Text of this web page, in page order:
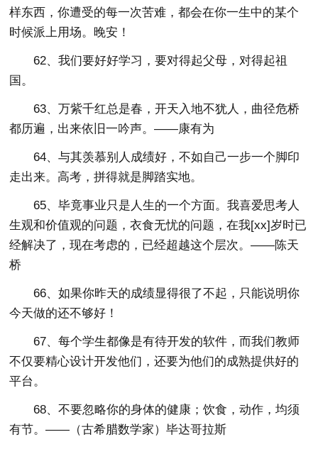
样东西，你遭受的每一次苦难，都会在你一生中的某个
时候派上用场。晚安！
62、我们要好好学习，要对得起父母，对得起祖
国。
63、万紫千红总是春，开天入地不犹人，曲径危桥
都历遍，出来依旧一吟声。——康有为
64、与其羡慕别人成绩好，不如自己一步一个脚印
走出来。高考，拼得就是脚踏实地。
65、毕竟事业只是人生的一个方面。我喜爱思考人
生观和价值观的问题，衣食无忧的问题，在我[xx]岁时已
经解决了，现在考虑的，已经超越这个层次。——陈天
桥
66、如果你昨天的成绩显得很了不起，只能说明你
今天做的还不够好！
67、每个学生都像是有待开发的软件，而我们教师
不仅要精心设计开发他们，还要为他们的成熟提供好的
平台。
68、不要忽略你的身体的健康；饮食，动作，均须
有节。——（古希腊数学家）毕达哥拉斯